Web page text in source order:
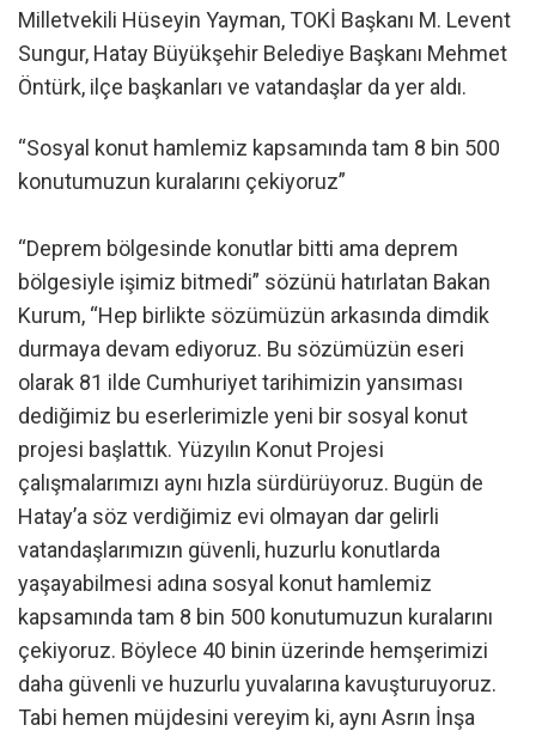
Milletvekili Hüseyin Yayman, TOKİ Başkanı M. Levent
Sungur, Hatay Büyükşehir Belediye Başkanı Mehmet
Öntürk, ilçe başkanları ve vatandaşlar da yer aldı.
“Sosyal konut hamlemiz kapsamında tam 8 bin 500
konutumuzun kuralarını çekiyoruz”
“Deprem bölgesinde konutlar bitti ama deprem
bölgesiyle işimiz bitmedi” sözünü hatırlatan Bakan
Kurum, “Hep birlikte sözümüzün arkasında dimdik
durmaya devam ediyoruz. Bu sözümüzün eseri
olarak 81 ilde Cumhuriyet tarihimizin yansıması
dediğimiz bu eserlerimizle yeni bir sosyal konut
projesi başlattık. Yüzyılın Konut Projesi
çalışmalarımızı aynı hızla sürdürüyoruz. Bugün de
Hatay’a söz verdiğimiz evi olmayan dar gelirli
vatandaşlarımızın güvenli, huzurlu konutlarda
yaşayabilmesi adına sosyal konut hamlemiz
kapsamında tam 8 bin 500 konutumuzun kuralarını
çekiyoruz. Böylece 40 binin üzerinde hemşerimizi
daha güvenli ve huzurlu yuvalarına kavuşturuyoruz.
Tabi hemen müjdesini vereyim ki, aynı Asrın İnşa